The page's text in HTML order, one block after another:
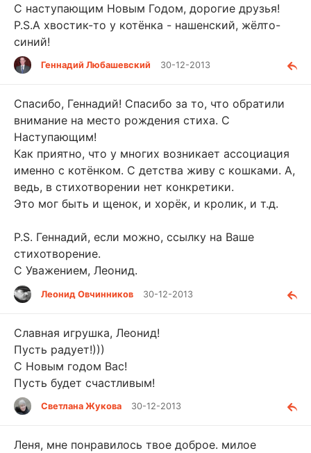
С наступающим Новым Годом, дорогие друзья!
P.S.А хвостик-то у котёнка - нашенский, жёлто-
синий!
Геннадий Любашевский 30-12-2013
Спасибо, Геннадий! Спасибо за то, что обратили
внимание на место рождения стиха. С
Наступающим!
Как приятно, что у многих возникает ассоциация
именно с котёнком. С детства живу с кошками. А,
ведь, в стихотворении нет конкретики.
Это мог быть и щенок, и хорёк, и кролик, и т.д.
P.S. Геннадий, если можно, ссылку на Ваше
стихотворение.
С Уважением, Леонид.
Леонид Овчинников 30-12-2013
Славная игрушка, Леонид!
Пусть радует!)))
С Новым годом Вас!
Пусть будет счастливым!
Светлана Жукова 30-12-2013
Леня, мне понравилось твое доброе. милое